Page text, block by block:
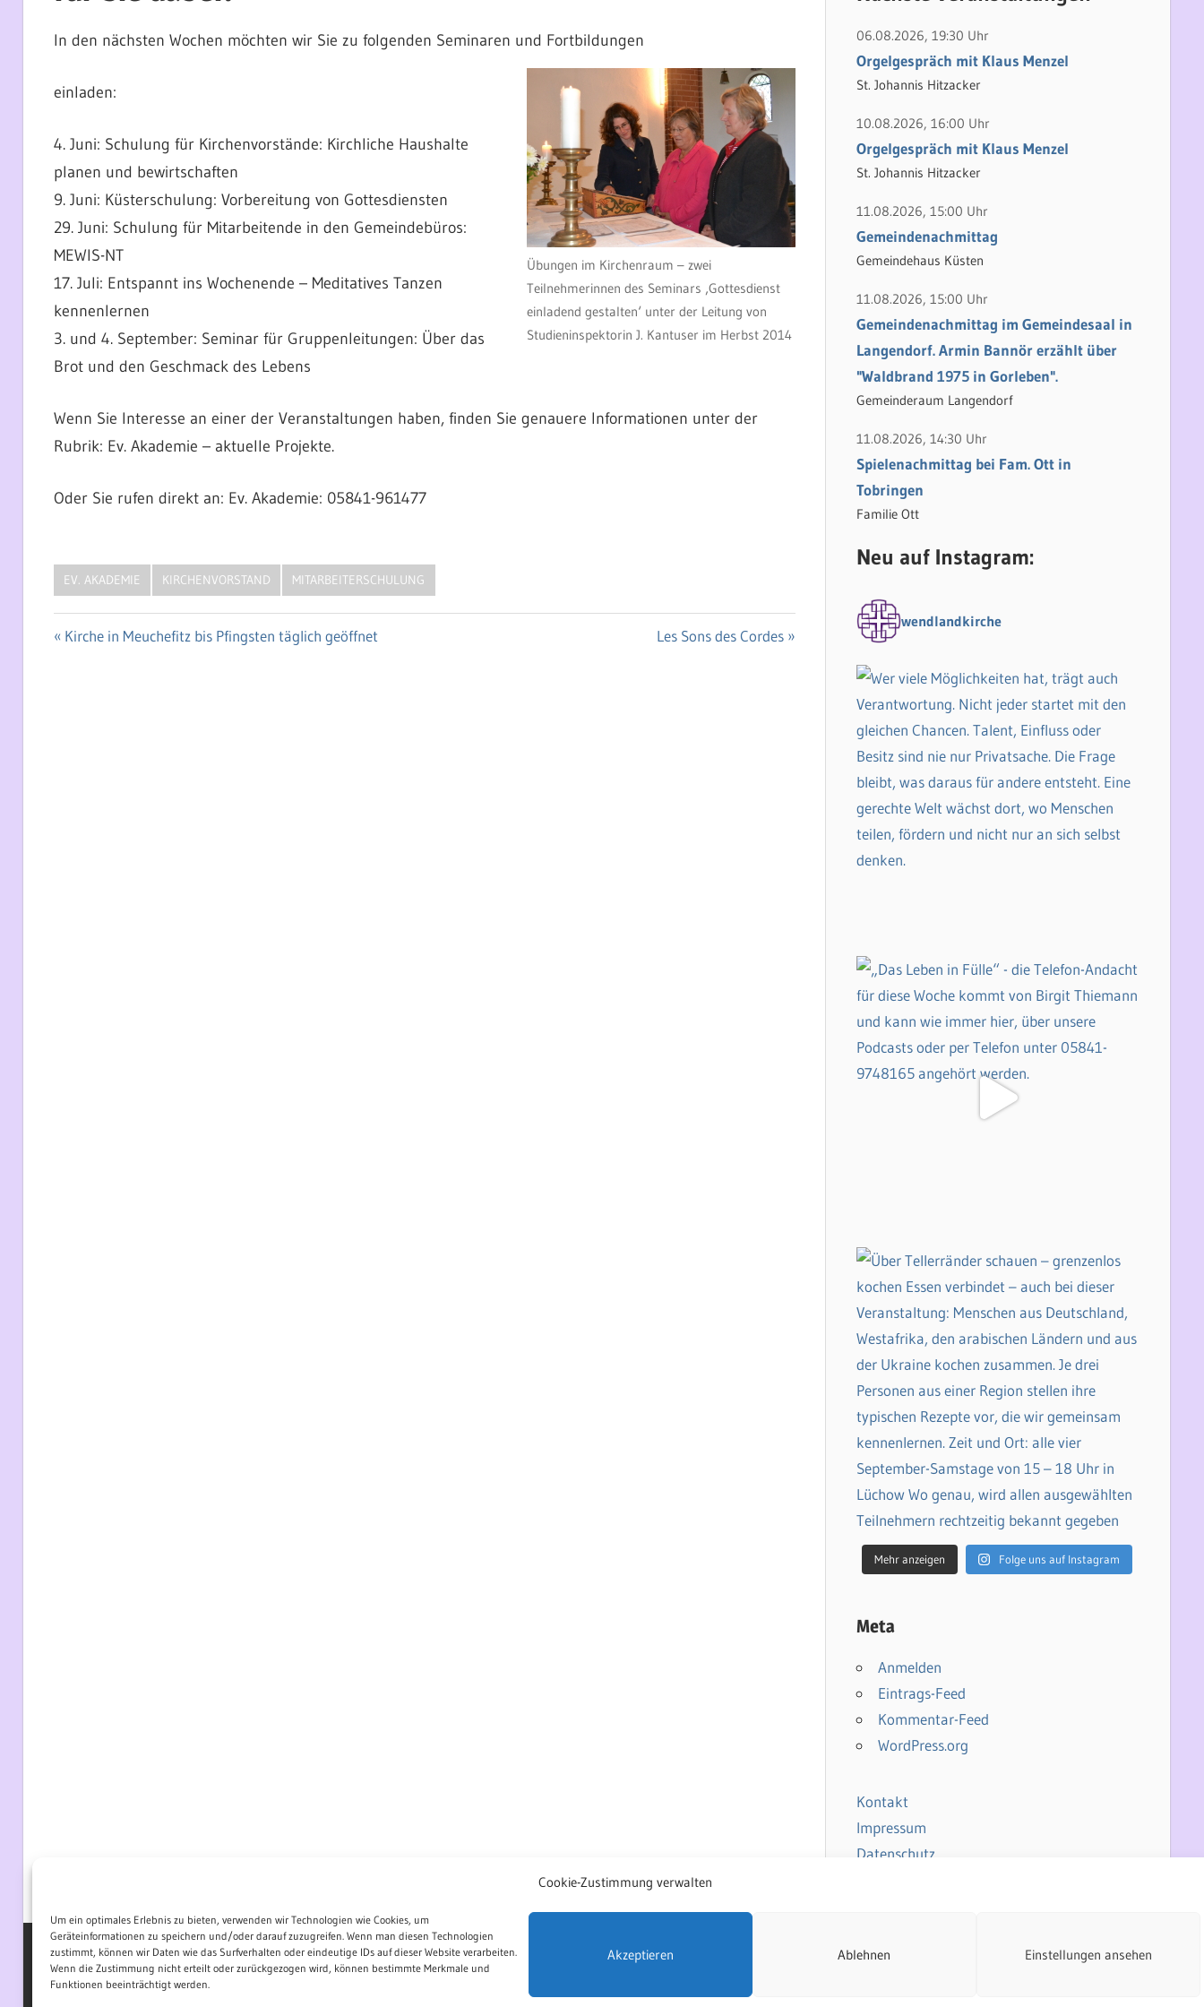
Cookie-Zustimmung verwalten
Um ein optimales Erlebnis zu bieten, verwenden wir Technologien wie Cookies, um
Geräteinformationen zu speichern und/oder darauf zuzugreifen. Wenn man diesen Technologien
zustimmt, können wir Daten wie das Surfverhalten oder eindeutige IDs auf dieser Website verarbeiten.
Wenn die Zustimmung nicht erteilt oder zurückgezogen wird, können bestimmte Merkmale und
Funktionen beeinträchtigt werden.
Akzeptieren Ablehnen Einstellungen ansehen
In den nächsten Wochen möchten wir Sie zu folgenden Seminaren und Fortbildungen
Übungen im Kirchenraum – zwei
Teilnehmerinnen des Seminars ‚Gottesdienst
einladend gestalten‘ unter der Leitung von
Studieninspektorin J. Kantuser im Herbst 2014
einladen:
4. Juni: Schulung für Kirchenvorstände: Kirchliche Haushalte
planen und bewirtschaften
9. Juni: Küsterschulung: Vorbereitung von Gottesdiensten
29. Juni: Schulung für Mitarbeitende in den Gemeindebüros:
MEWIS-NT
17. Juli: Entspannt ins Wochenende – Meditatives Tanzen
kennenlernen
3. und 4. September: Seminar für Gruppenleitungen: Über das
Brot und den Geschmack des Lebens
Wenn Sie Interesse an einer der Veranstaltungen haben, finden Sie genauere Informationen unter der
Rubrik: Ev. Akademie – aktuelle Projekte.
Oder Sie rufen direkt an: Ev. Akademie: 05841-961477
EV. AKADEMIE KIRCHENVORSTAND MITARBEITERSCHULUNG
Vorheriger
Kirche in Meuchefitz bis Pfingsten täglich geöffnet
Nächster
Les Sons des Cordes
e
n
n
a
06.08.2026, 19:30 Uhr
Orgelgespräch mit Klaus Menzel
St. Johannis Hitzacker
10.08.2026, 16:00 Uhr
Orgelgespräch mit Klaus Menzel
St. Johannis Hitzacker
11.08.2026, 15:00 Uhr
Gemeindenachmittag
Gemeindehaus Küsten
11.08.2026, 15:00 Uhr
Gemeindenachmittag im Gemeindesaal in
Langendorf. Armin Bannör erzählt über
"Waldbrand 1975 in Gorleben".
Gemeinderaum Langendorf
11.08.2026, 14:30 Uhr
Spielenachmittag bei Fam. Ott in
Tobringen
Familie Ott
Neu auf Instagram:
wendlandkirche
Mehr anzeigen Folge uns auf Instagram
Meta
Anmelden
Eintrags-Feed
Kommentar-Feed
WordPress.org
Kontakt
Impressum
Datenschutz
WordPress-Theme: Wellington von ThemeZee.